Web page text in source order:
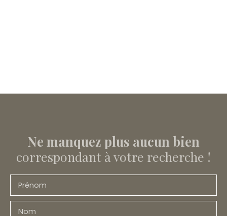
Ne manquez plus aucun bien
correspondant à votre recherche !
Prénom
Nom